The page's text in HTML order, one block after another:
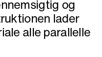
og
lader
alle parallelle